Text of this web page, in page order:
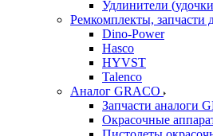
Удлинители
Ремкомплекты, запчасти
Dino-Power
Hasco
HYVST
Talenco
Аналог GRACO
Запчасти аналоги
Окрасочные